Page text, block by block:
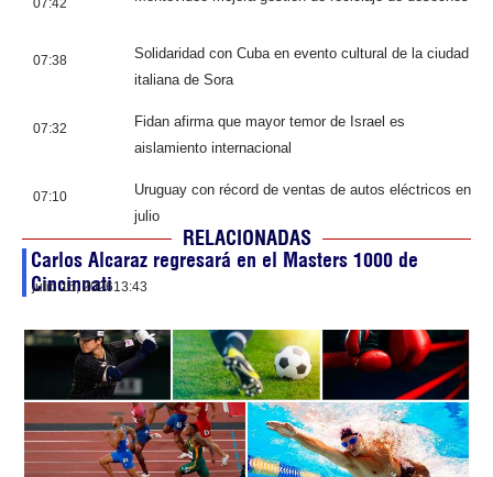
07:42
07:38
Solidaridad con Cuba en evento cultural de la ciudad
italiana de Sora
07:32
Fidan afirma que mayor temor de Israel es
aislamiento internacional
07:10
Uruguay con récord de ventas de autos eléctricos en
julio
RELACIONADAS
Carlos Alcaraz regresará en el Masters 1000 de
Cincinnati
julio 16, 202613:43